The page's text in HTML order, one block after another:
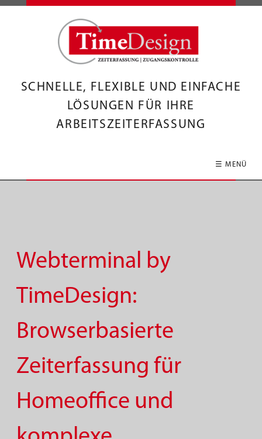
SCHNELLE, FLEXIBLE UND EINFACHE
LÖSUNGEN FÜR IHRE
ARBEITSZEITERFASSUNG
☰ MENÜ
Webterminal by
TimeDesign:
Browserbasierte
Zeiterfassung für
Homeoffice und